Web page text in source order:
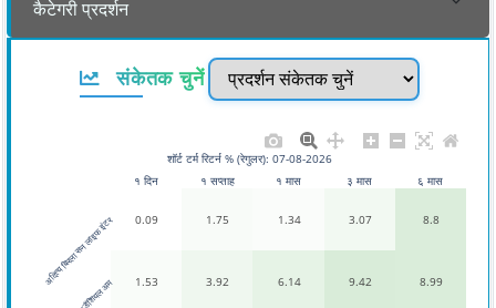
कैटेगरी प्रदर्शन
संकेतक चुनें
0.09 1.75 1.34 3.07 8.8
1.53 3.92 6.14 9.42 8.99
१ दिन १ सप्ताह १ मास ३ मास ६ मास
अदित्य बिरला सन लाइफ इंटर
शॉर्ट टर्म रिटर्न % (रेगुलर): 07-08-2026